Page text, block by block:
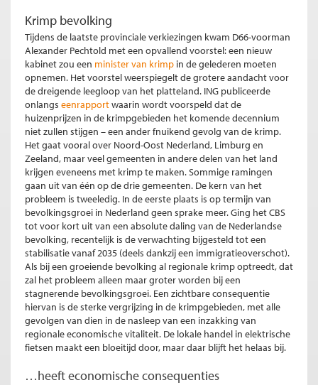
Krimp bevolking
Tijdens de laatste provinciale verkiezingen kwam D66-voorman
Alexander Pechtold met een opvallend voorstel: een nieuw
kabinet zou een minister van krimp in de gelederen moeten
opnemen. Het voorstel weerspiegelt de grotere aandacht voor
de dreigende leegloop van het platteland. ING publiceerde
onlangs eenrapportwaarin wordt voorspeld dat de
huizenprijzen in de krimpgebieden het komende decennium
niet zullen stijgen – een ander fnuikend gevolg van de krimp.
Het gaat vooral over Noord-Oost Nederland, Limburg en
Zeeland, maar veel gemeenten in andere delen van het land
krijgen eveneens met krimp te maken. Sommige ramingen
gaan uit van één op de drie gemeenten. De kern van het
probleem is tweeledig. In de eerste plaats is op termijn van
bevolkingsgroei in Nederland geen sprake meer. Ging het CBS
tot voor kort uit van een absolute daling van de Nederlandse
bevolking, recentelijk is de verwachting bijgesteld tot een
stabilisatie vanaf 2035 (deels dankzij een immigratieoverschot).
Als bij een groeiende bevolking al regionale krimp optreedt, dat
zal het probleem alleen maar groter worden bij een
stagnerende bevolkingsgroei. Een zichtbare consequentie
hiervan is de sterke vergrijzing in de krimpgebieden, met alle
gevolgen van dien in de nasleep van een inzakking van
regionale economische vitaliteit. De lokale handel in elektrische
fietsen maakt een bloeitijd door, maar daar blijft het helaas bij.
…heeft economische consequenties